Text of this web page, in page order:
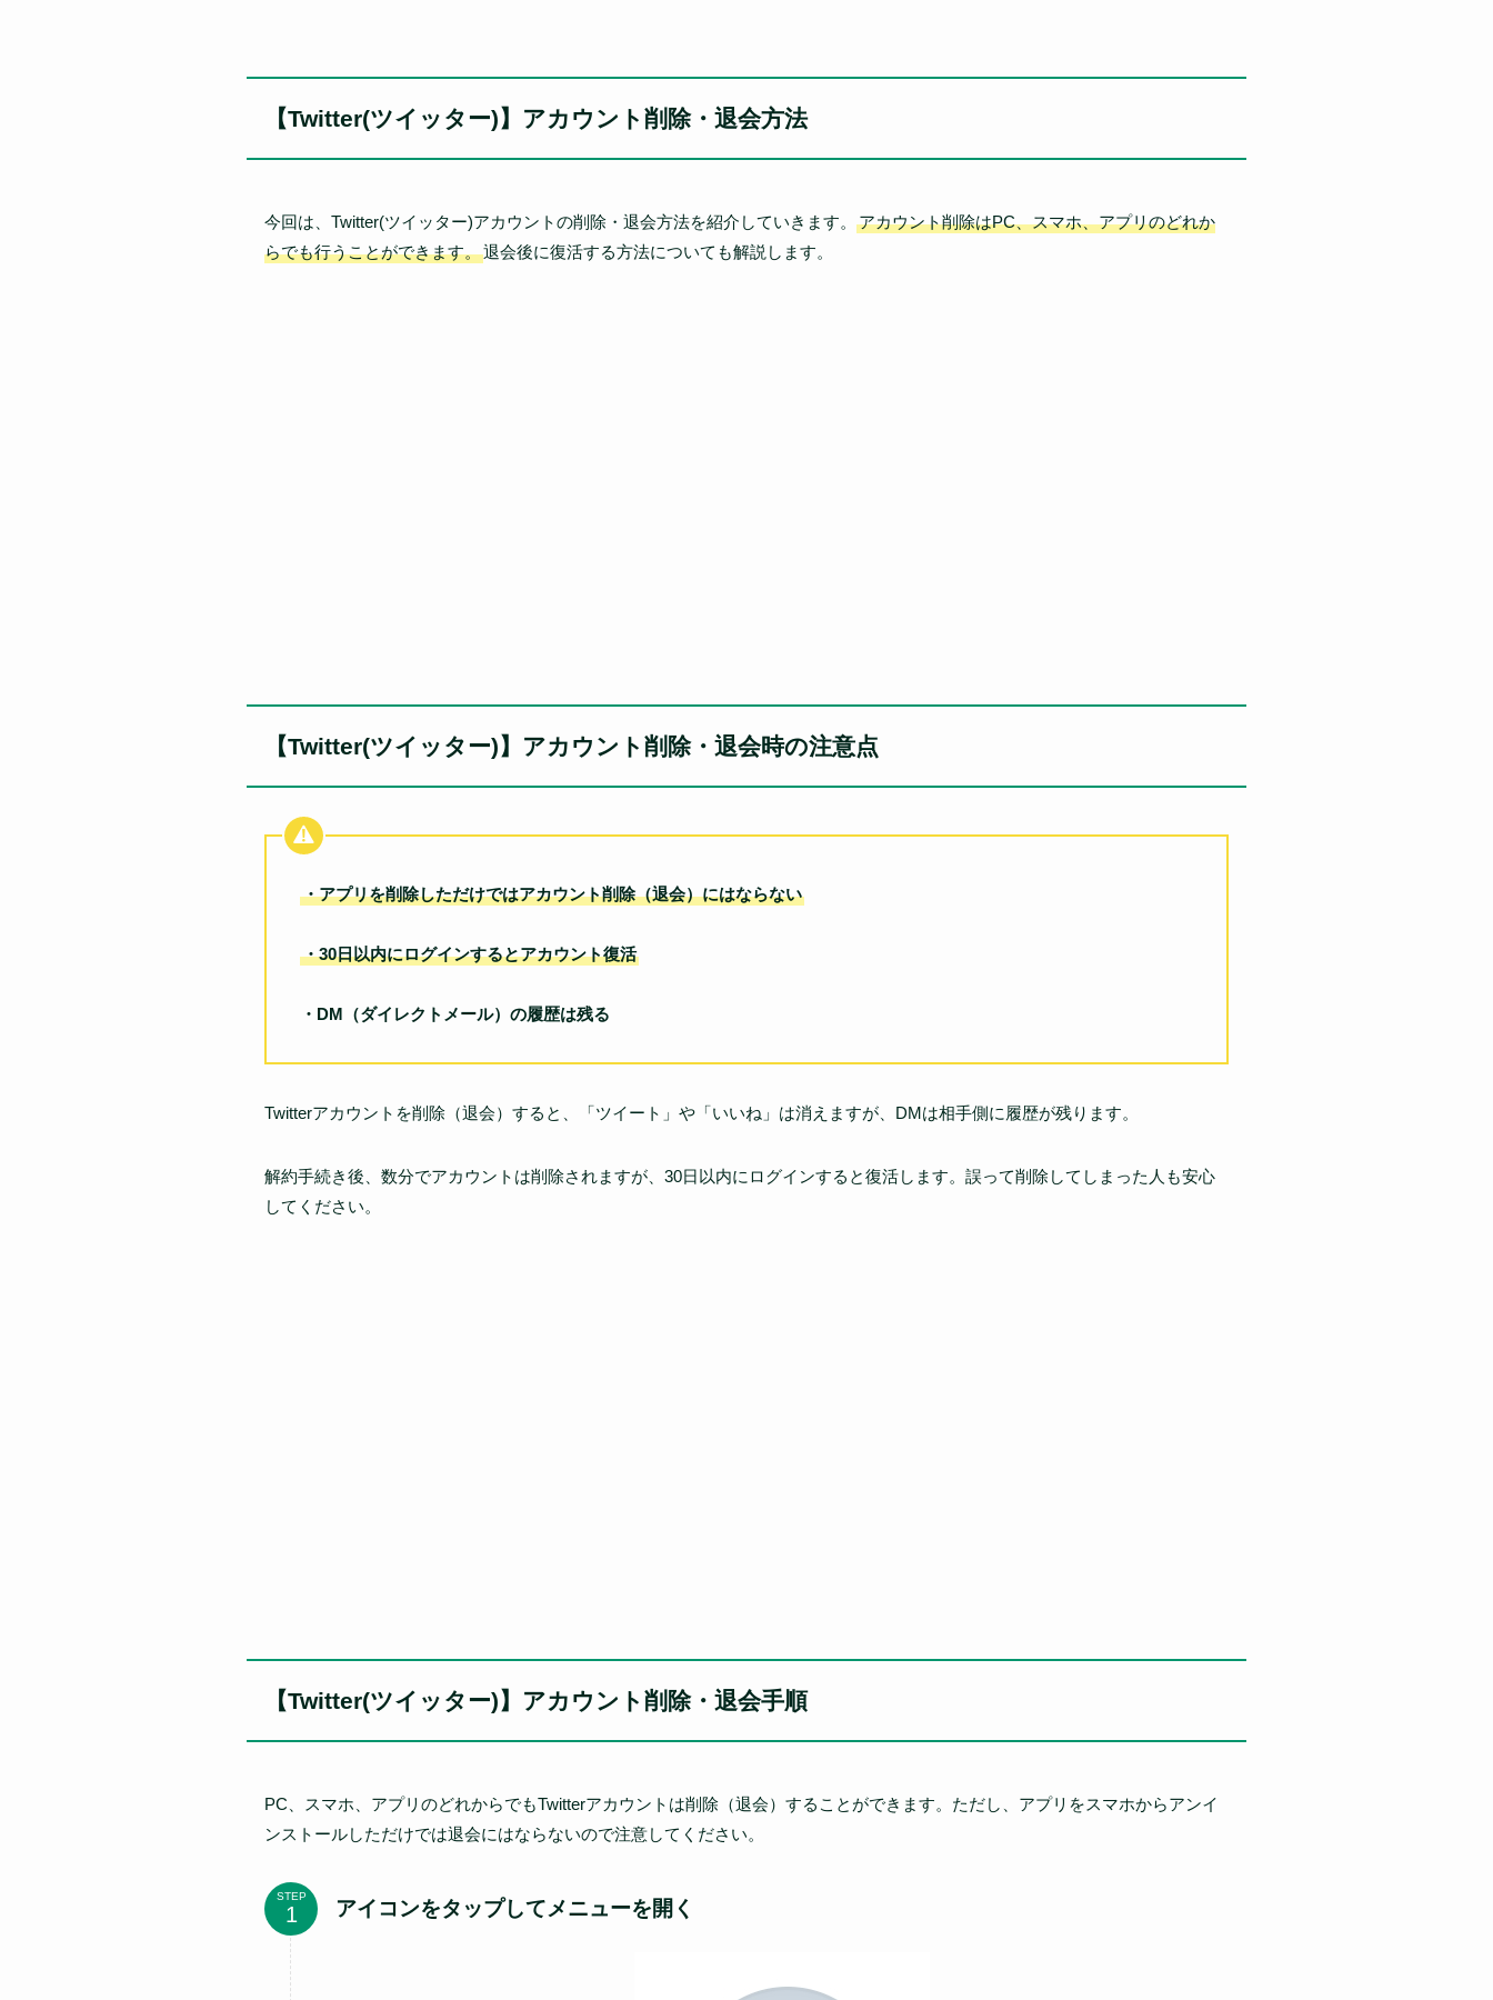
【Twitter(ツイッター)】アカウント削除・退会方法
今回は、Twitter(ツイッター)アカウントの削除・退会方法を紹介していきます。
アカウント削除はPC、スマホ、アプリのどれか
らでも行うことができます。退会後に復活する方法についても解説します。
【Twitter(ツイッター)】アカウント削除・退会時の注意点
・アプリを削除しただけではアカウント削除（退会）にはならない
・30日以内にログインするとアカウント復活
・DM（ダイレクトメール）の履歴は残る
Twitterアカウントを削除（退会）すると、「ツイート」や「いいね」は消えますが、DMは相手側に履歴が残ります。
解約手続き後、数分でアカウントは削除されますが、30日以内にログインすると復活します。誤って削除してしまった人も安心
してください。
【Twitter(ツイッター)】アカウント削除・退会手順
PC、スマホ、アプリのどれからでもTwitterアカウントは削除（退会）することができます。ただし、アプリをスマホからアンイ
ンストールしただけでは退会にはならないので注意してください。
STEP
アイコンをタップしてメニューを開く